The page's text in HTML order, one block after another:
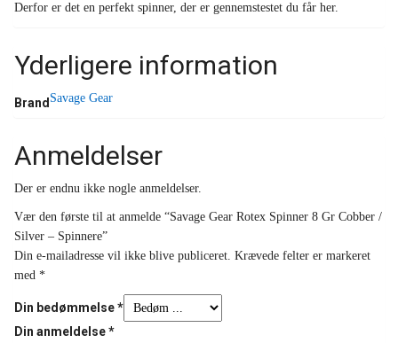
Derfor er det en perfekt spinner, der er gennemstestet du får her.
Yderligere information
Brand Savage Gear
Anmeldelser
Der er endnu ikke nogle anmeldelser.
Vær den første til at anmelde “Savage Gear Rotex Spinner 8 Gr Cobber /
Silver – Spinnere”
Din e-mailadresse vil ikke blive publiceret. Krævede felter er markeret
med *
Din bedømmelse*
Din anmeldelse*